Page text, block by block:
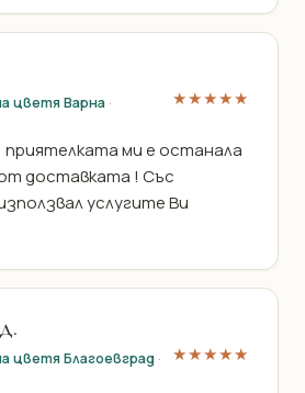
цветя Варна ·
★★★★★
приятелката ми е останала
доставката ! Със
услугите Ви
цветя Благоевград ·
★★★★★